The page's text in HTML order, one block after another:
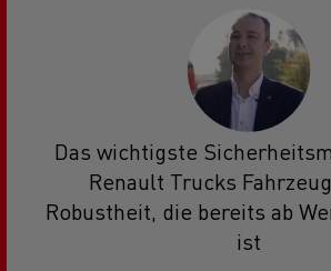
Das wichtigste
Renault Trucks
Robustheit, die bereits ab
ist